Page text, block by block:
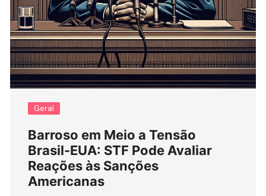
Geral
Barroso em Meio a Tensão
Brasil-EUA: STF Pode Avaliar
Reações às Sanções
Americanas